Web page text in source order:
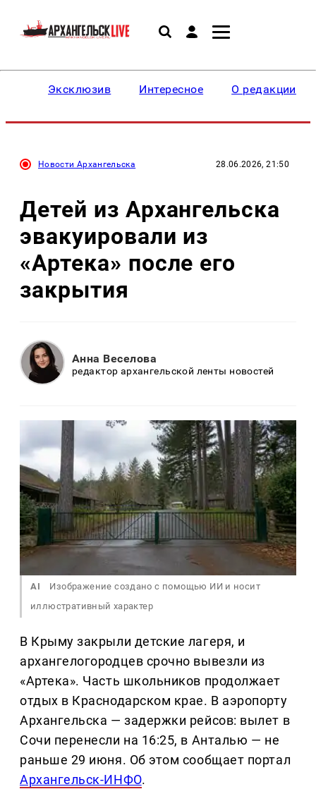
Эксклюзив Интересное О редакции
Новости Архангельска 28.06.2026, 21:50
Детей из Архангельска
эвакуировали из
«Артека» после его
закрытия
Анна Веселова
редактор архангельской ленты новостей
AI
Изображение создано с помощью ИИ и носит
иллюстративный характер
В Крыму закрыли детские лагеря, и
архангелогородцев срочно вывезли из
«Артека». Часть школьников продолжает
отдых в Краснодарском крае. В аэропорту
Архангельска — задержки рейсов: вылет в
Сочи перенесли на 16:25, в Анталью — не
раньше 29 июня. Об этом сообщает портал
Архангельск-ИНФО.